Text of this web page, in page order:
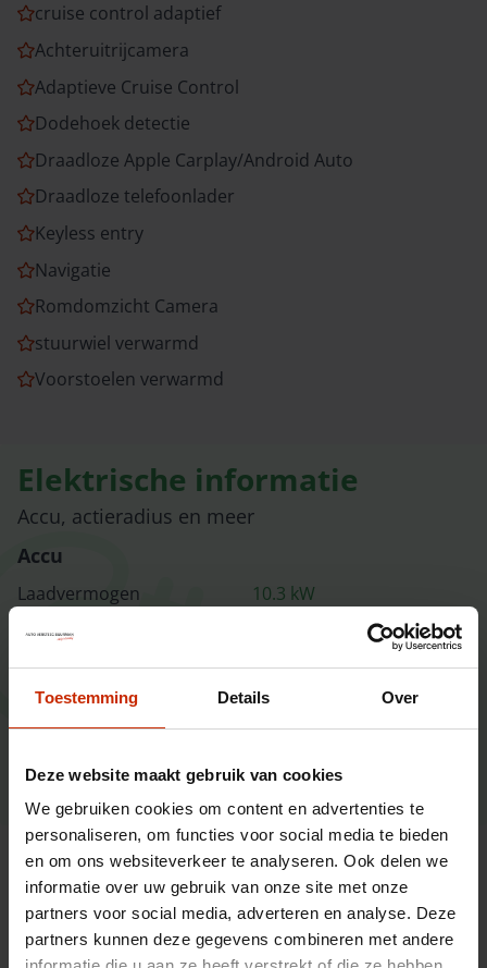
Toestemming Details Over
Deze website maakt gebruik van cookies
We gebruiken cookies om content en advertenties te
personaliseren, om functies voor social media te bieden
en om ons websiteverkeer te analyseren. Ook delen we
informatie over uw gebruik van onze site met onze
partners voor social media, adverteren en analyse. Deze
partners kunnen deze gegevens combineren met andere
cruise control adaptief
Achteruitrijcamera
Adaptieve Cruise Control
Dodehoek detectie
Draadloze Apple Carplay/Android Auto
Draadloze telefoonlader
Keyless entry
Navigatie
Romdomzicht Camera
stuurwiel verwarmd
Voorstoelen verwarmd
Elektrische informatie
Accu, actieradius en meer
Accu
Laadvermogen 10.3 kW
Capaciteit
Snellaad­vermogen
130kWhⓘ
Actieradius
Gem. elektrisch verbruik
16.5 ⓘ
Alle informatie op een rij